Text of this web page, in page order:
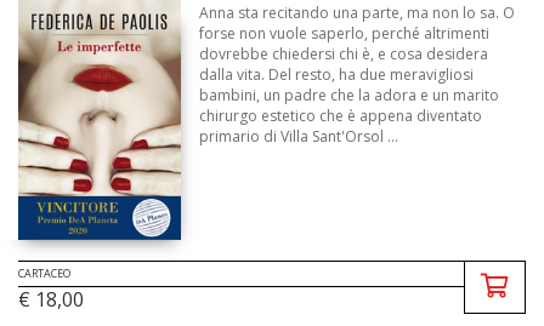
Anna sta recitando una parte, ma non lo sa. O
forse non vuole saperlo, perché altrimenti
dovrebbe chiedersi chi è, e cosa desidera
dalla vita. Del resto, ha due meravigliosi
bambini, un padre che la adora e un marito
chirurgo estetico che è appena diventato
primario di Villa Sant'Orsol ...
CARTACEO
€ 18,00